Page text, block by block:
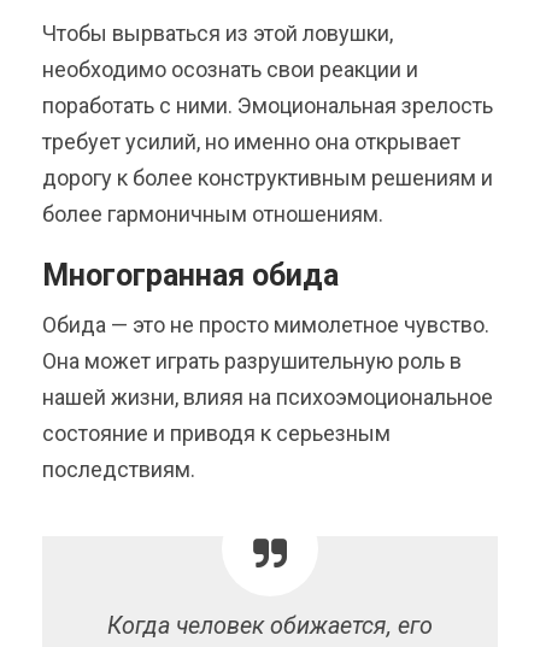
Чтобы вырваться из этой ловушки,
необходимо осознать свои реакции и
поработать с ними. Эмоциональная зрелость
требует усилий, но именно она открывает
дорогу к более конструктивным решениям и
более гармоничным отношениям.
Многогранная обида
Обида — это не просто мимолетное чувство.
Она может играть разрушительную роль в
нашей жизни, влияя на психоэмоциональное
состояние и приводя к серьезным
последствиям.
Когда человек обижается, его